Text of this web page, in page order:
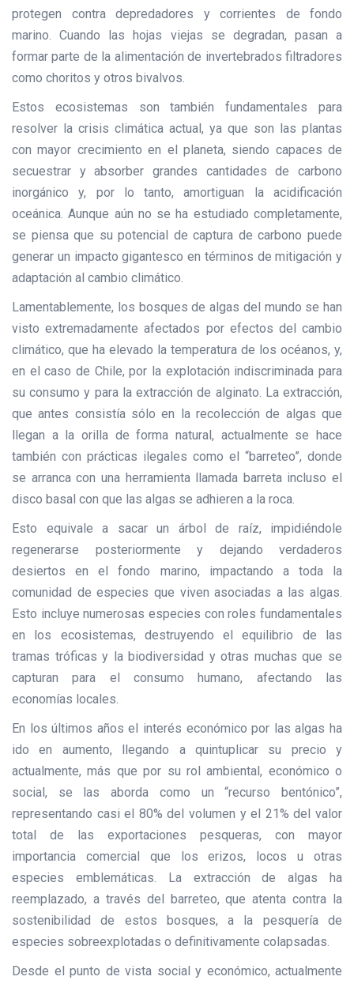
protegen contra depredadores y corrientes de fondo
marino. Cuando las hojas viejas se degradan, pasan a
formar parte de la alimentación de invertebrados filtradores
como choritos y otros bivalvos.
Estos ecosistemas son también fundamentales para
resolver la crisis climática actual, ya que son las plantas
con mayor crecimiento en el planeta, siendo capaces de
secuestrar y absorber grandes cantidades de carbono
inorgánico y, por lo tanto, amortiguan la acidificación
oceánica. Aunque aún no se ha estudiado completamente,
se piensa que su potencial de captura de carbono puede
generar un impacto gigantesco en términos de mitigación y
adaptación al cambio climático.
Lamentablemente, los bosques de algas del mundo se han
visto extremadamente afectados por efectos del cambio
climático, que ha elevado la temperatura de los océanos, y,
en el caso de Chile, por la explotación indiscriminada para
su consumo y para la extracción de alginato. La extracción,
que antes consistía sólo en la recolección de algas que
llegan a la orilla de forma natural, actualmente se hace
también con prácticas ilegales como el “barreteo”, donde
se arranca con una herramienta llamada barreta incluso el
disco basal con que las algas se adhieren a la roca.
Esto equivale a sacar un árbol de raíz, impidiéndole
regenerarse posteriormente y dejando verdaderos
desiertos en el fondo marino, impactando a toda la
comunidad de especies que viven asociadas a las algas.
Esto incluye numerosas especies con roles fundamentales
en los ecosistemas, destruyendo el equilibrio de las
tramas tróficas y la biodiversidad y otras muchas que se
capturan para el consumo humano, afectando las
economías locales.
En los últimos años el interés económico por las algas ha
ido en aumento, llegando a quintuplicar su precio y
actualmente, más que por su rol ambiental, económico o
social, se las aborda como un “recurso bentónico”,
representando casi el 80% del volumen y el 21% del valor
total de las exportaciones pesqueras, con mayor
importancia comercial que los erizos, locos u otras
especies emblemáticas. La extracción de algas ha
reemplazado, a través del barreteo, que atenta contra la
sostenibilidad de estos bosques, a la pesquería de
especies sobreexplotadas o definitivamente colapsadas.
Desde el punto de vista social y económico, actualmente